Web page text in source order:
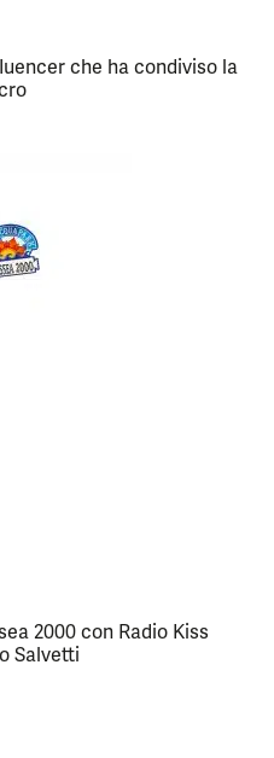
che ha condiviso la
2000 con Radio Kiss
Salvetti